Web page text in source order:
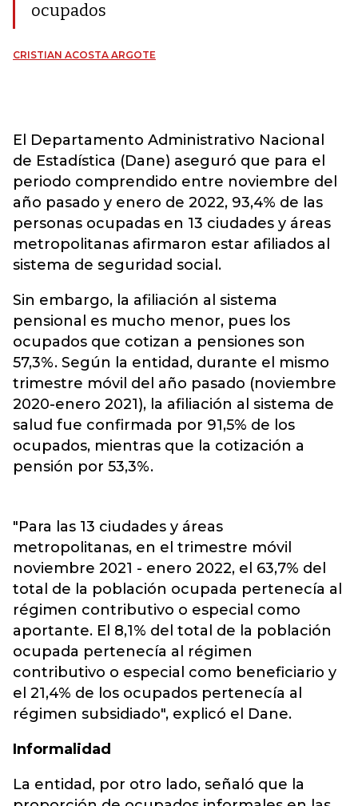
ocupados
CRISTIAN ACOSTA ARGOTE
El Departamento Administrativo Nacional
de Estadística (Dane) aseguró que para el
periodo comprendido entre noviembre del
año pasado y enero de 2022, 93,4% de las
personas ocupadas en 13 ciudades y áreas
metropolitanas afirmaron estar afiliados al
sistema de seguridad social.
Sin embargo, la afiliación al sistema
pensional es mucho menor, pues los
ocupados que cotizan a pensiones son
57,3%. Según la entidad, durante el mismo
trimestre móvil del año pasado (noviembre
2020-enero 2021), la afiliación al sistema de
salud fue confirmada por 91,5% de los
ocupados, mientras que la cotización a
pensión por 53,3%.
"Para las 13 ciudades y áreas
metropolitanas, en el trimestre móvil
noviembre 2021 - enero 2022, el 63,7% del
total de la población ocupada pertenecía al
régimen contributivo o especial como
aportante. El 8,1% del total de la población
ocupada pertenecía al régimen
contributivo o especial como beneficiario y
el 21,4% de los ocupados pertenecía al
régimen subsidiado", explicó el Dane.
Informalidad
La entidad, por otro lado, señaló que la